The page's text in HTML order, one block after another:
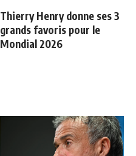
Thierry Henry donne ses 3
grands favoris pour le
Mondial 2026